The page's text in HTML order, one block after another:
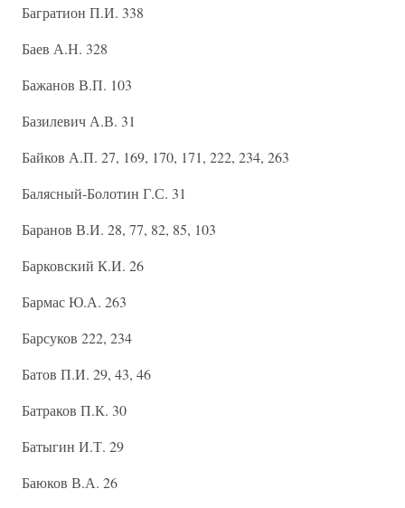
Багратион П.И. 338
Баев А.Н. 328
Бажанов В.П. 103
Базилевич А.В. 31
Байков А.П. 27, 169, 170, 171, 222, 234, 263
Балясный-Болотин Г.С. 31
Баранов В.И. 28, 77, 82, 85, 103
Барковский К.И. 26
Бармас Ю.А. 263
Барсуков 222, 234
Батов П.И. 29, 43, 46
Батраков П.К. 30
Батыгин И.Т. 29
Баюков В.А. 26